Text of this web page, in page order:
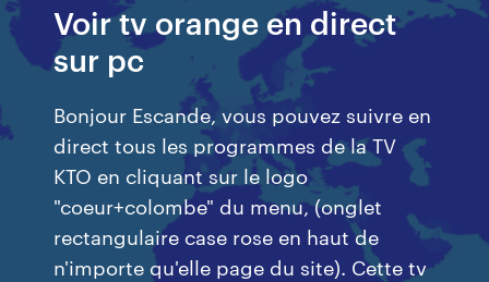
Voir tv orange en direct
sur pc
Bonjour Escande, vous pouvez suivre en
direct tous les programmes de la TV
KTO en cliquant sur le logo
"coeur+colombe" du menu, (onglet
rectangulaire case rose en haut de
n'importe qu'elle page du site). Cette tv